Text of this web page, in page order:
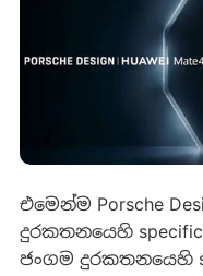
එමෙන්ම Porsche
දුරකතනයෙහි
ජංගම දුරකතනයෙහි